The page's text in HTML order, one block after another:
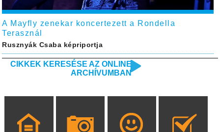
A Mayfly zenekar koncertezett a Rondella
Terasznál
Rusznyák Csaba képriportja
CIKKEK KERESÉSE AZ ONLINE
ARCHÍVUMBAN